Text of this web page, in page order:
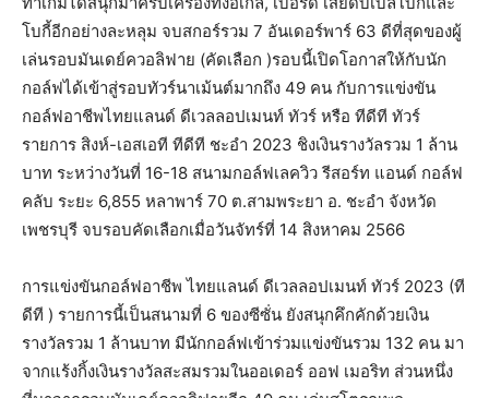
โบกี้อีกอย่างละหลุม จบสกอร์รวม 7 อันเดอร์พาร์ 63 ดีที่สุดของผู้
เล่นรอบมันเดย์ควอลิฟาย (คัดเลือก )รอบนี้เปิดโอกาสให้กับนัก
กอล์ฟได้เข้าสู่รอบทัวร์นาเม้นต์มากถึง 49 คน กับการแข่งขัน
กอล์ฟอาชีพไทยแลนด์ ดีเวลลอปเมนท์ ทัวร์ หรือ ทีดีที ทัวร์
รายการ สิงห์-เอสเอที ทีดีที ชะอำ 2023 ชิงเงินรางวัลรวม 1 ล้าน
บาท ระหว่างวันที่ 16-18 สนามกอล์ฟเลควิว รีสอร์ท แอนด์ กอล์ฟ
คลับ ระยะ 6,855 หลาพาร์ 70 ต.สามพระยา อ. ชะอำ จังหวัด
เพชรบุรี จบรอบคัดเลือกเมื่อวันจัทร์ที่ 14 สิงหาคม 2566
การแข่งขันกอล์ฟอาชีพ ไทยแลนด์ ดีเวลลอปเมนท์ ทัวร์ 2023 (ที
ดีที ) รายการนี้เป็นสนามที่ 6 ของซีซั่น ยังสนุกคึกคักด้วยเงิน
รางวัลรวม 1 ล้านบาท มีนักกอล์ฟเข้าร่วมแข่งขันรวม 132 คน มา
จากแร้งกิ้งเงินรางวัลสะสมรวมในออเดอร์ ออฟ เมอริท ส่วนหนึ่ง